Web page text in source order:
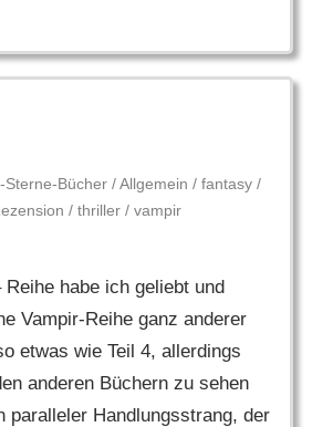
Sterne-Bücher /Allgemein / fantasy /
/ thriller / vampir
Reihe habe ich geliebt und
Vampir-Reihe ganz anderer
etwas wie Teil 4, allerdings
anderen Büchern zu sehen
paralleler Handlungsstrang, der